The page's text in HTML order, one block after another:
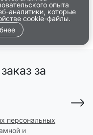
опыта
аналитики, которые
cookie-файлы.
за
персональных
и